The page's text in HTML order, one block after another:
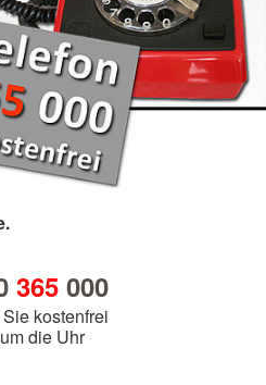
365000
kostenfrei
die Uhr